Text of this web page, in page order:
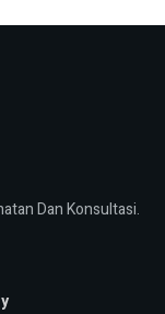
Dan Konsultasi.